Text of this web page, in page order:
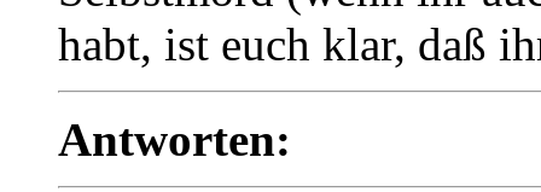
habt, ist euch klar, daß
Antworten: